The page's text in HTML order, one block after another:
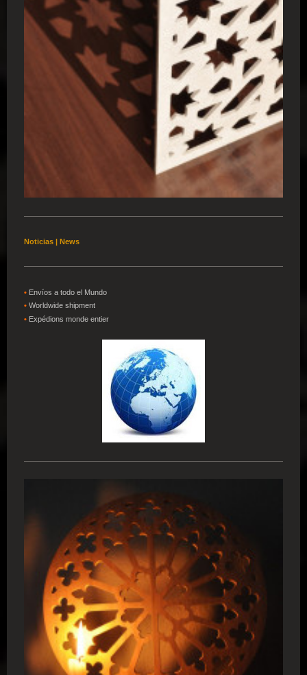
Noticias | News
• Envíos a todo el Mundo
• Worldwide shipment
• Expédions monde entier